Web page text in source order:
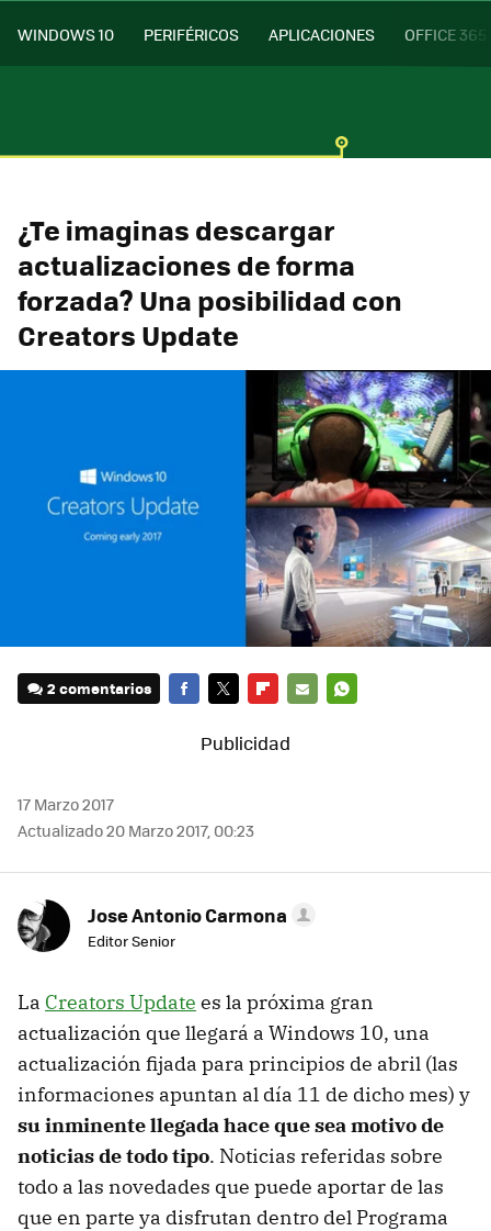
WINDOWS 10 PERIFÉRICOS APLICACIONES OFFICE 365
¿Te imaginas descargar
actualizaciones de forma
forzada? Una posibilidad con
Creators Update
2 comentarios
MAIL
17 Marzo 2017
Actualizado 20 Marzo 2017, 00:23
Jose Antonio Carmona
Editor Senior
La Creators Update es la próxima gran
actualización que llegará a Windows 10, una
actualización fijada para principios de abril (las
informaciones apuntan al día 11 de dicho mes) y
su inminente llegada hace que sea motivo de
noticias de todo tipo. Noticias referidas sobre
todo a las novedades que puede aportar de las
que en parte ya disfrutan dentro del Programa